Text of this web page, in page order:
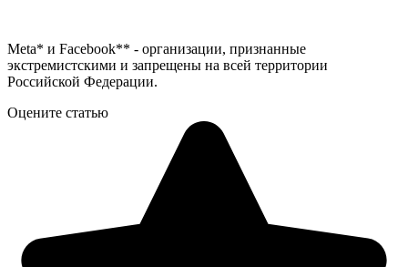
Meta* и Facebook** - организации, признанные
экстремистскими и запрещены на всей территории
Российской Федерации.
Оцените статью